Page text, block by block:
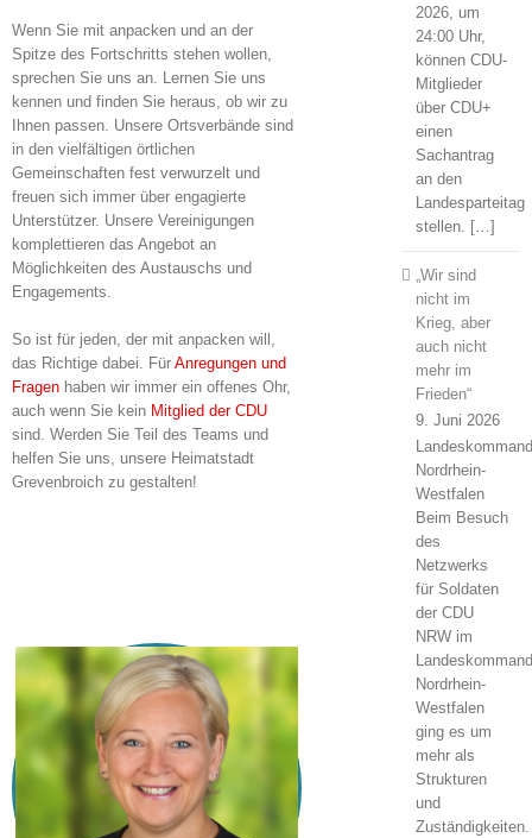
Wenn Sie mit anpacken und an der
Spitze des Fortschritts stehen wollen,
sprechen Sie uns an. Lernen Sie uns
kennen und finden Sie heraus, ob wir zu
Ihnen passen. Unsere Ortsverbände sind
in den vielfältigen örtlichen
Gemeinschaften fest verwurzelt und
freuen sich immer über engagierte
Unterstützer. Unsere Vereinigungen
komplettieren das Angebot an
Möglichkeiten des Austauschs und
Engagements.
So ist für jeden, der mit anpacken will,
das Richtige dabei. Für Anregungen und
Fragen haben wir immer ein offenes Ohr,
auch wenn Sie kein Mitglied der CDU
sind. Werden Sie Teil des Teams und
helfen Sie uns, unsere Heimatstadt
Grevenbroich zu gestalten!
2026, um
24:00 Uhr,
können CDU-
Mitglieder
über CDU+
einen
Sachantrag
an den
Landesparteitag
stellen. […]
„Wir sind
nicht im
Krieg, aber
auch nicht
mehr im
Frieden“
9. Juni 2026
Nordrhein-
Westfalen
Beim Besuch
des
Netzwerks
für Soldaten
der CDU
NRW im
Nordrhein-
Westfalen
ging es um
mehr als
Strukturen
und
Zuständigkeiten.